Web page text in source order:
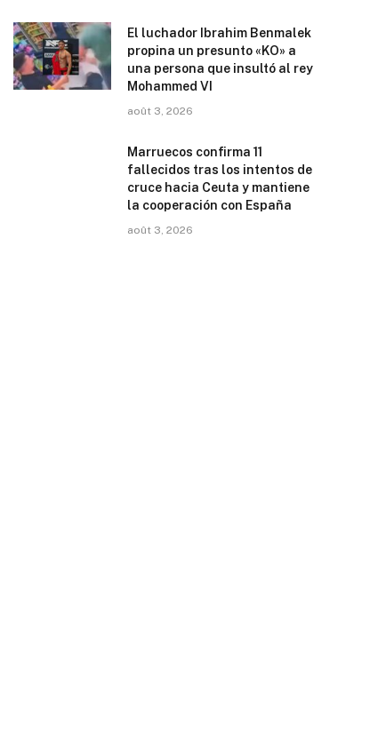
El luchador Ibrahim Benmalek
propina un presunto «KO» a
una persona que insultó al rey
Mohammed VI
août 3, 2026
Marruecos confirma 11
fallecidos tras los intentos de
cruce hacia Ceuta y mantiene
la cooperación con España
août 3, 2026